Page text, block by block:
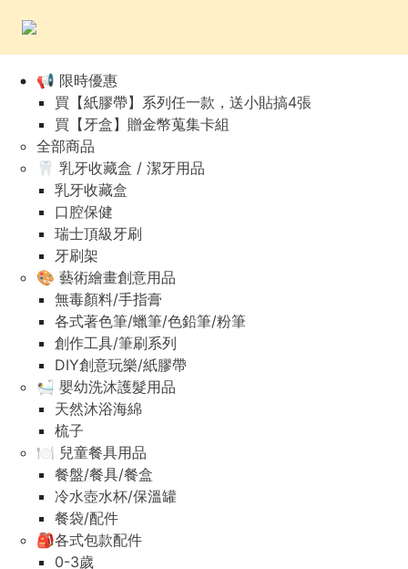
📢 限時優惠
買【紙膠帶】系列任一款，送小貼搞4張
買【牙盒】贈金幣蒐集卡組
全部商品
🦷 乳牙收藏盒 / 潔牙用品
乳牙收藏盒
口腔保健
瑞士頂級牙刷
牙刷架
🎨 藝術繪畫創意用品
無毒顏料/手指膏
各式著色筆/蠟筆/色鉛筆/粉筆
創作工具/筆刷系列
DIY創意玩樂/紙膠帶
🛀 嬰幼洗沐護髮用品
天然沐浴海綿
梳子
🍽️ 兒童餐具用品
餐盤/餐具/餐盒
冷水壺水杯/保溫罐
餐袋/配件
🎒各式包款配件
0-3歲